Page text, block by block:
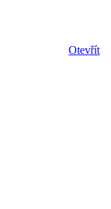
Otevřít